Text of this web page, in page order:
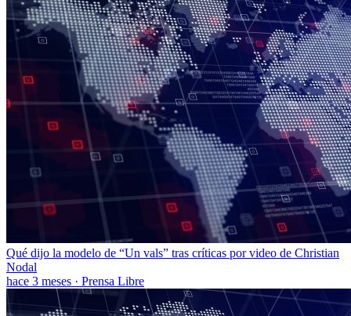
Qué dijo la modelo de “Un vals” tras críticas por video de Christian
Nodal
hace 3 meses · Prensa Libre